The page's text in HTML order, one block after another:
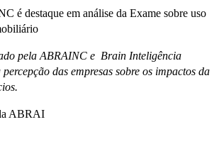
é destaque em análise da Exame sobre uso
pela ABRAINC e Brain Inteligência
das empresas sobre os impactos da
ABRAI